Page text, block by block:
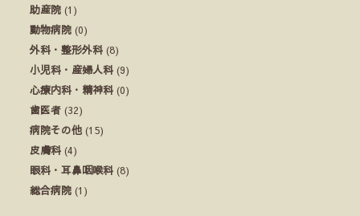
助産院 (1)
動物病院 (0)
外科・整形外科 (8)
小児科・産婦人科 (9)
心療内科・精神科 (0)
歯医者 (32)
病院その他 (15)
皮膚科 (4)
眼科・耳鼻咽喉科 (8)
総合病院 (1)